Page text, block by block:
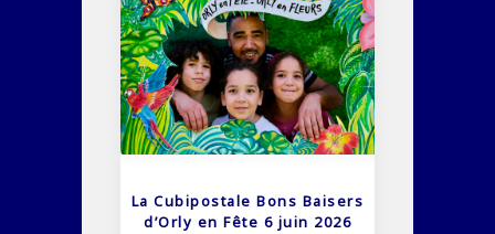
La Cubipostale Bons Baisers
d’Orly en Fête 6 juin 2026